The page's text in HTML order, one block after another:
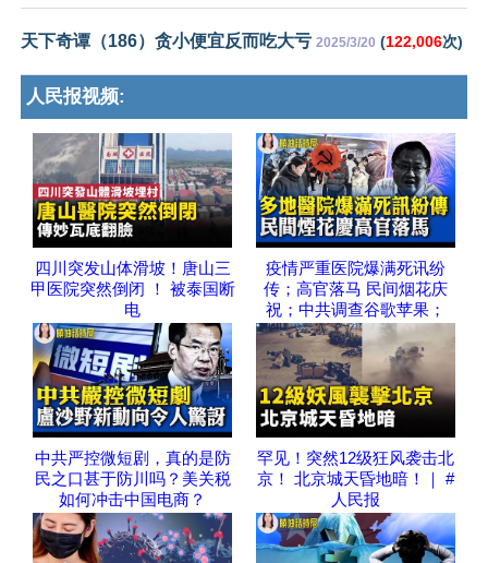
天下奇谭（186）贪小便宜反而吃大亏 2025/3/20 (122,006次)
人民报视频:
四川突发山体滑坡！唐山三
甲医院突然倒闭 ！ 被泰国断
电
疫情严重医院爆满死讯纷
传；高官落马 民间烟花庆
祝；中共调查谷歌苹果；
中共严控微短剧，真的是防
民之口甚于防川吗？美关税
如何冲击中国电商？
罕见！突然12级狂风袭击北
京！ 北京城天昏地暗！｜ #
人民报